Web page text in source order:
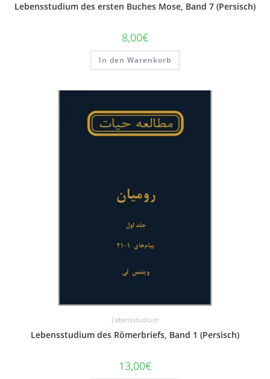
Lebensstudium des ersten Buches Mose, Band 7 (Persisch)
8,00€
In den Warenkorb
Lebensstudium
Lebensstudium des Römerbriefs, Band 1 (Persisch)
13,00€